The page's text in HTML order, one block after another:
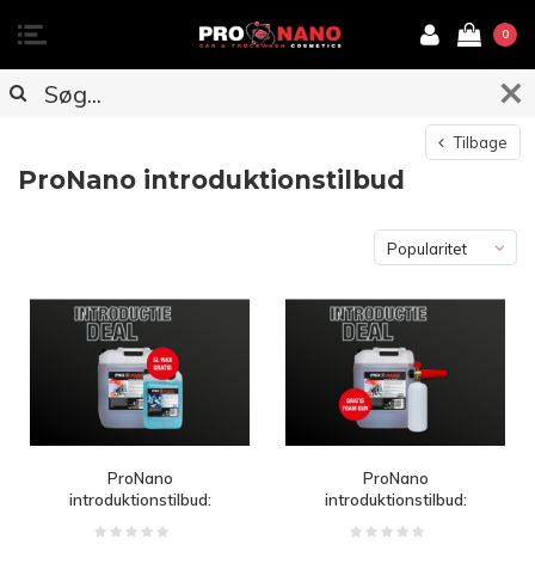
0
Tilbage
ProNano introduktionstilbud
Popularitet
ProNano
introduktionstilbud:
ProNano
introduktionstilbud:
eget valg